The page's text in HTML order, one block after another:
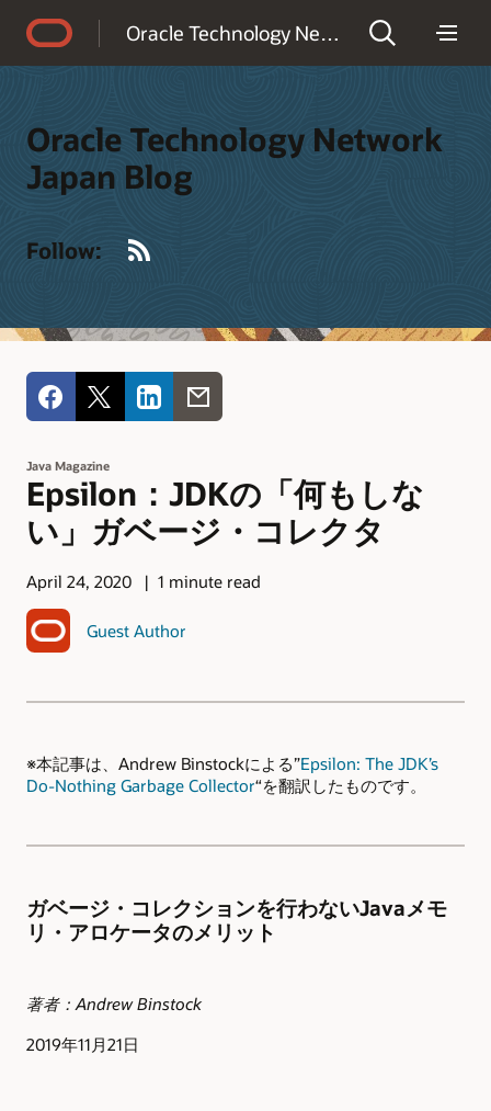
Oracle Technology Network Japan Blog
Oracle Technology Network
Japan Blog
Follow:
Java Magazine
Epsilon：JDKの「何もしな
い」ガベージ・コレクタ
April 24, 2020 1 minute read
Guest Author
※本記事は、Andrew Binstockによる”Epsilon: The JDK’s
Do-Nothing Garbage Collector“を翻訳したものです。
ガベージ・コレクションを行わないJavaメモ
リ・アロケータのメリット
著者：Andrew Binstock
2019年11月21日